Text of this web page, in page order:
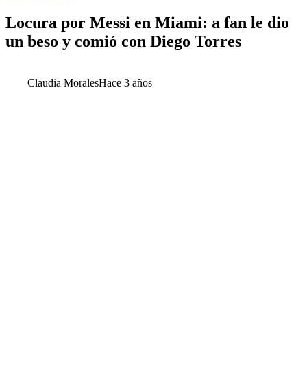
Locura por Messi en Miami: a fan le dio
un beso y comió con Diego Torres
Claudia MoralesHace 3 años